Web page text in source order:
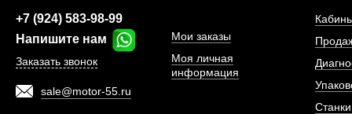
Шпилька переднего
+7 (924) 583-98-99
Напишите нам
Заказать звонок
sale@motor-55.ru
Мои заказы
Моя личная
информация